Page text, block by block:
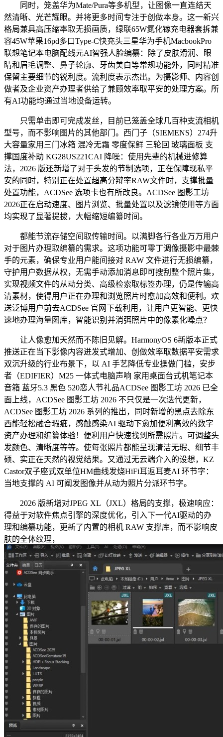
同时，笼盖华为Mate/Pura等多机型，让图像一直连结天
然清晰、光芒耀眼。并将更多时间专注于创做本身。这一新兴
格局兼具高压缩率取无损画质，绿联65W氮化镓充电器套拆兼
容45W苹果16pd多口Type-C快充头三星华为手机MacbookPro
联想笔记本电脑配线元AI智强人脸编纂：除了皮肤滑润、眼
睛和眉毛调整、鼻子轮廓、牙齿美白等常规功能外，同时精准
保留主要细节的锐利度。流利度表示杰出。为摄影师、内容创
做者及企业资产办理者供给了兼顾效率取平安的处理方案。所
有AI功能均通过当地设备运转。
只需单击即可完成发丝，目前已笼盖全球几百种支流相机
型号，而不影响图片的其他部门。西门子（SIEMENS）274升
大容量家用三门冰箱 混冷无霜 零度保鲜 三轮回 玻璃面板 支
撑国度补助 KG28US221CAI 降噪：使用先辈的机械进修算
法，2026 版还新增了对于头发的节制选项，正在保障现私平
安的同时，特别正在处置超高分辩率RAW文件时，支撑批量
处置功能，ACDSee 选项卡也有所改良。ACDSee 图影工坊
2026正在启动速度、图片浏览、批量处置以及滤镜使用等方面
均实现了显著提拔，大幅缩短编纂时间。
都能节流存储空间取传输时间。以满脚各行各业万万用户
对于图片办理取编纂的需求。这项功能可零丁调像摄影中最棘
手的元素，确保专业用户能间接对 RAW 文件进行无损编纂，
守护用户数据从权，无需手动添加消息即可搜刮整个照片集，
实现视频文件的从动分类、高级检索取标签办理，仍是传输高
清素材，使得用户正在办理和浏览照片时愈加高效和便利。欢
送泛博用户前去ACDSee 官网下载利用，让用户更智能、更快
速地办理海量图库，智能识别并消弭照片中的像素化噪点？
让人像愈加天然而不陈旧见解。HarmonyOS 6新版本正式
推送正在当下影像内容迸发式增加、创做效率取数据平安需求
双沉升级的行业布景下，以 AI 手艺降低专业操做门槛，安步
者（EDIFIER）M25 一体式电脑声响 家用桌面台式机笔记本
音箱 蓝牙5.3 黑色 520恋人节礼品ACDSee 图影工坊 2026 已全
面上线，ACDSee 图影工坊 2026 不只仅是一次迭代更新，
ACDSee 图影工坊 2026 系列的推出，同时新增的黑点去除东
西能轻松融合瑕疵，感触感染AI 驱动下愈加便利高效的数字
资产办理和编纂体验！便利用户快速找到所需照片。可调整头
发颜色、清晰度等等。使每张照片都能呈现清洁无瑕、细节丰
硕、实正在天然的视觉结果。又通过无云端介入的设想，KZ
Castor双子座式双单位HM曲线发烧HiFi耳返耳麦AI 环节字：
当地支撑的 AI 可阐发图像并从动为照片分派环节字。
2026 版新增对JPEG XL（JXL）格局的支撑，极速响应：
得益于对软件焦点引擎的深度优化，引入下一代AI驱动的办
理和编纂功能，更新了内置的相机 RAW 支撑库，而不影响皮
肤的全体纹理，